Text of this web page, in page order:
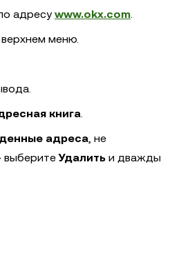
адресуwww.okx.com.
верхнем меню.
книга.
адреса, не
выберитеУдалить и дважды